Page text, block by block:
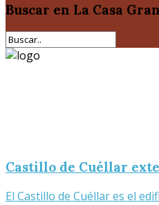
Buscar en La Casa
Castillo de Cuéllar
El Castillo de Cuéllar es el